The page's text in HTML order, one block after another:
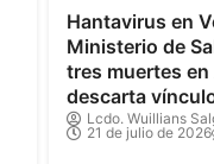
Hantavirus en
Ministerio de
tres muertes
descarta
Lcdo. Wuillians
21 de julio de 2026